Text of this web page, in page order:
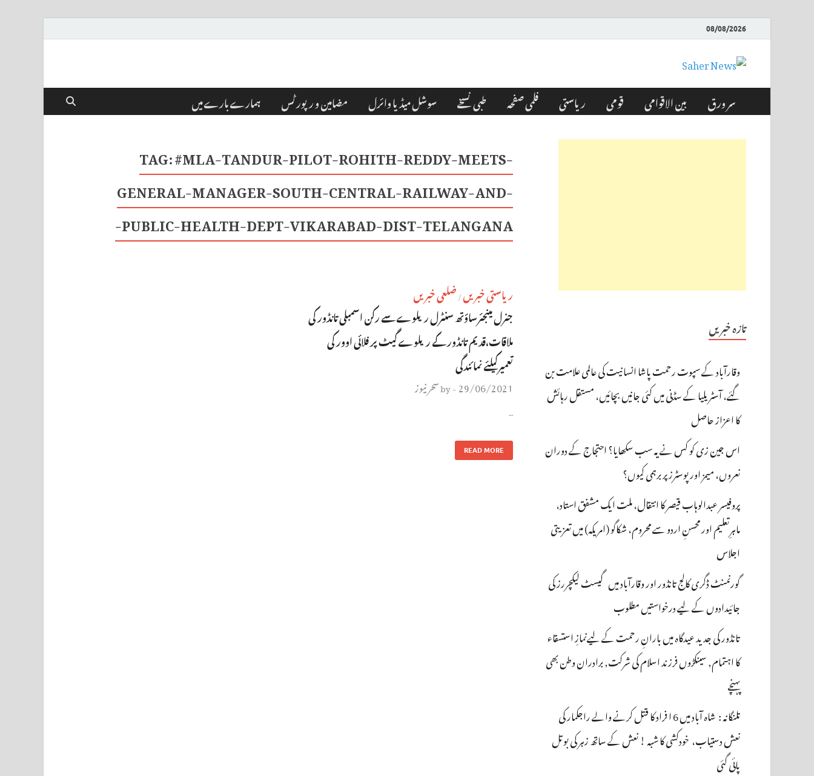
08/08/2026
سر ورق بین الاقوامی قومی ریاستی فلمی صفحہ طبی نسخے سوشل میڈیا وائرل مضامین و رپورٹس ہمارے بارے میں
TAG:#MLA-TANDUR-PILOT-ROHITH-REDDY-MEETS-
GENERAL-MANAGER-SOUTH-CENTRAL-RAILWAY-AND-
PUBLIC-HEALTH-DEPT-VIKARABAD-DIST-TELANGANA-
ریاستی خبریں / ضلعی خبریں
جنرل مینجئرساؤتھ سنٹرل ریلوے سے رکن اسمبلی تانڈور کی
ملاقات،قدیم تانڈور کے ریلوے گیٹ پر فلائی اوور کی
تعمیرکیلئے نمائندگی
29/06/2021
-
byسحر نیوز
…
READ MORE
تازہ خبریں
وقارآباد کے سپوت رحمت پاشا انسانیت کی عالمی علامت بن
گئے، آسٹریلیا کے سڈنی میں کئی جانیں بچائیں، مستقل رہائش
کا اعزاز حاصل
اس جین زی کو کس نے یہ سب سکھایا؟ احتجاج کے دوران
نعروں، میمز اور پوسٹرز پر برہمی کیوں؟
پروفیسر عبدالوہاب قیصر کا انتقال، ملت ایک مشفق استاد،
ماہرِتعلیم اور محسنِ اردو سے محروم، شکاگو (امریکہ) میں تعزیتی
اجلاس
گورنمنٹ ڈگری کالج تانڈور اور وقارآباد میں گیسٹ لیکچررز کی
جائیدادوں کے لیے درخواستیں مطلوب
تانڈور کی جدید عیدگاہ میں بارانِ رحمت کے لیےنمازِ استسقاء
کا اہتمام, سینکڑوں فرزند اسلام کی شرکت, برادران وطن بھی
پہنچے
تلنگانہ : شاہ آباد میں 6 ا فراد کا قتل کرنے والے راجکمار کی
نعش دستیاب، خودکشی کا شبہ ! نعش کے ساتھ زہر کی بوتل
پائی گئی